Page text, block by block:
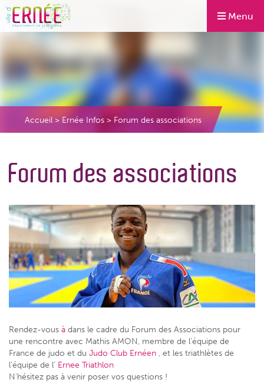
Menu
Accueil>Ernée Infos > Forum des associations
Forum des associations
Rendez-vous à dans le cadre du Forum des Associations pour
une rencontre avec Mathis AMON, membre de l’équipe de
France de judo et du Judo Club Ernéen , et les triathlètes de
l’équipe de l’ Ernee Triathlon
N’hésitez pas à venir poser vos questions !